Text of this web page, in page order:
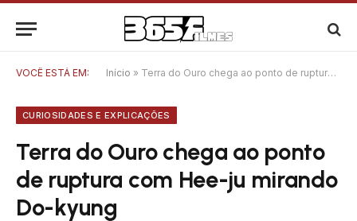
VOCÊ ESTÁ EM: Início » Terra do Ouro chega ao ponto de ruptura com Hee-ju mirando Do-kyung
CURIOSIDADES E EXPLICAÇÕES
Terra do Ouro chega ao ponto
de ruptura com Hee-ju mirando
Do-kyung